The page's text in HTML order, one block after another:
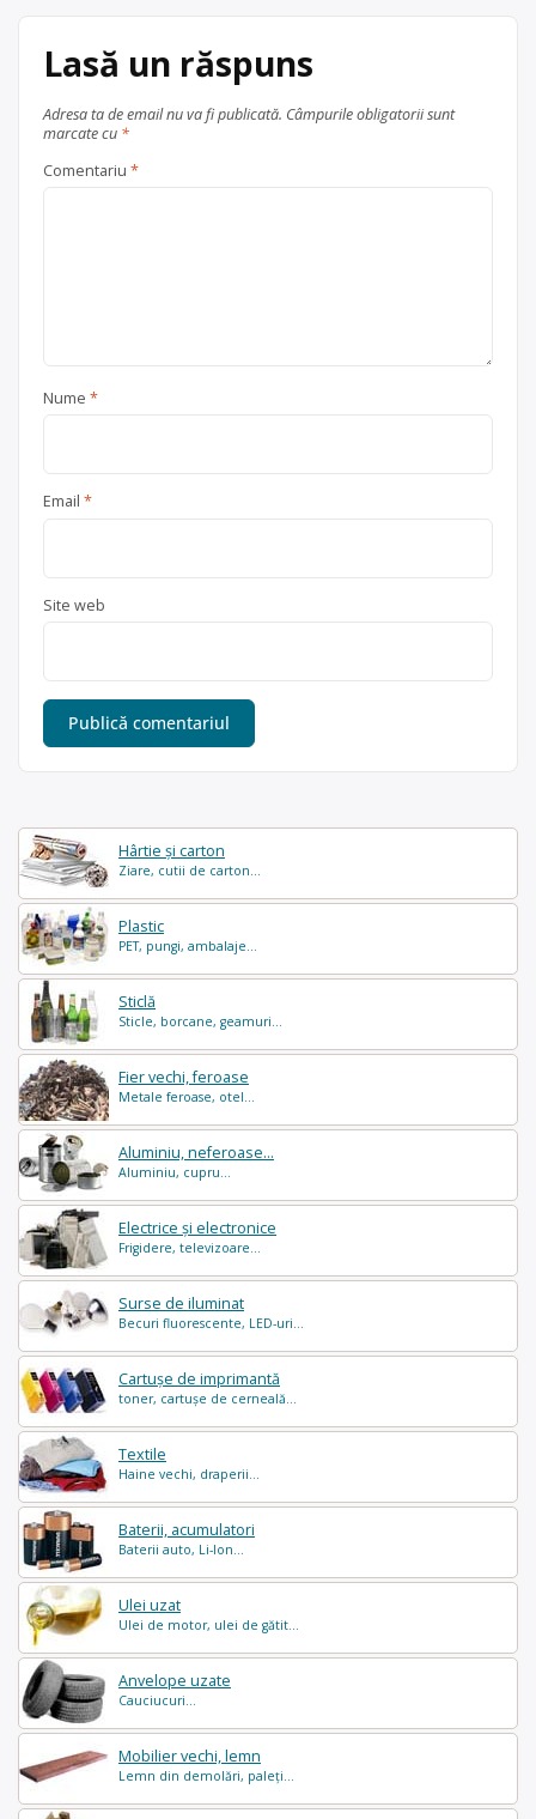
Hârtie și carton
Ziare, cutii de carton...
Plastic
PET, pungi, ambalaje...
Sticlă
Sticle, borcane, geamuri...
Fier vechi, feroase
Metale feroase, otel...
Aluminiu, neferoase...
Aluminiu, cupru...
Electrice și electronice
Frigidere, televizoare...
Surse de iluminat
Becuri fluorescente, LED-uri...
Cartușe de imprimantă
toner, cartușe de cerneală...
Textile
Haine vechi, draperii...
Baterii, acumulatori
Baterii auto, Li-Ion...
Ulei uzat
Ulei de motor, ulei de gătit...
Anvelope uzate
Cauciucuri...
Mobilier vechi, lemn
Lemn din demolări, paleți...
Lasă un răspuns
Adresa ta de email nu va fi publicată. Câmpurile obligatorii sunt
marcate cu *
Comentariu *
Nume *
Email *
Site web